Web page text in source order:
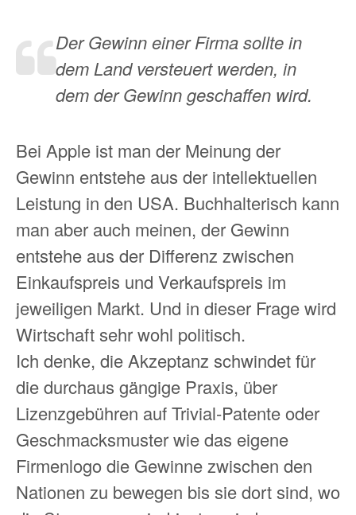
Der Gewinn einer Firma sollte in
dem Land versteuert werden, in
dem der Gewinn geschaffen wird.
Bei Apple ist man der Meinung der
Gewinn entstehe aus der intellektuellen
Leistung in den USA. Buchhalterisch kann
man aber auch meinen, der Gewinn
entstehe aus der Differenz zwischen
Einkaufspreis und Verkaufspreis im
jeweiligen Markt. Und in dieser Frage wird
Wirtschaft sehr wohl politisch.
Ich denke, die Akzeptanz schwindet für
die durchaus gängige Praxis, über
Lizenzgebühren auf Trivial-Patente oder
Geschmacksmuster wie das eigene
Firmenlogo die Gewinne zwischen den
Nationen zu bewegen bis sie dort sind, wo